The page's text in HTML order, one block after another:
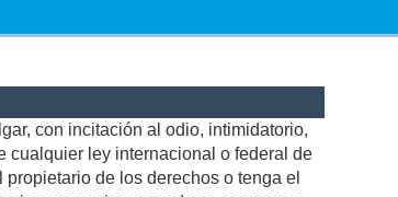
con incitación al odio, intimidatorio,
cualquier ley internacional o federal de
de los derechos o tenga el